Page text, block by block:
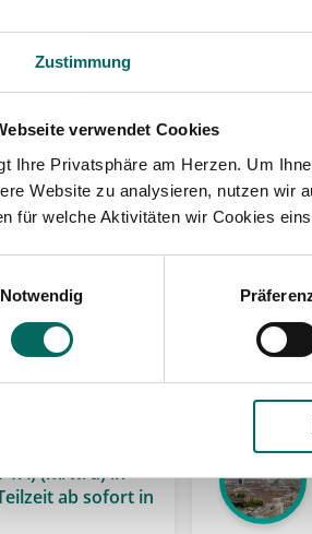
Zustimmung
verwendet Cookies
Ihre Privatsphäre am Herzen. Um
Website zu analysieren, nutzen wir
für welche Aktivitäten wir Cookies
Notwendig
PTA Berlin
Maschinenlesbare Version:
in der
technischer
(m/w/d) in
ab sofort in
🌟 PREMIUM-